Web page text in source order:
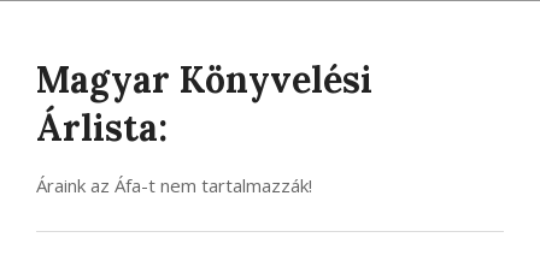
Magyar Könyvelési
Árlista:
Áraink az Áfa-t nem tartalmazzák!